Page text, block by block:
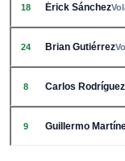
18 Érick Sánchez
24 Brian Gutiérrez
8 Carlos Rodríguez
9 Guillermo